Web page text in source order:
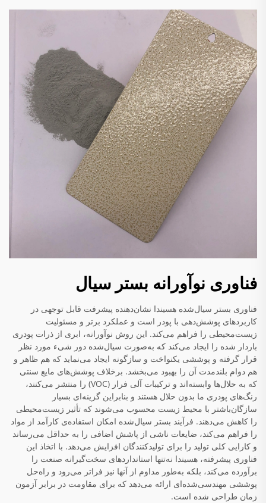
فناوری نوآورانه بستر سیال
فناوری بستر سیال‌شده هسیندا نشان‌دهنده پیشرفت قابل توجهی در
کاربردهای پوشش‌دهی با پودر است و عملکرد برتر و مسئولیت
زیست‌محیطی را فراهم می‌کند. این روش نوآورانه، ابری از ذرات پودری
باردار شده را ایجاد می‌کند که به‌صورت سیال‌شده دور شیء مورد نظر
قرار گرفته و پوششی یکنواخت و سازگونه ایجاد می‌نماید که هم ظاهر و
هم دوام بلندمدت آن را بهبود می‌بخشد. برخلاف پوشش‌های مایع سنتی
که به حلال‌ها وابسته‌اند و ترکیبات آلی فرار (VOC) را منتشر می‌کنند،
رنگ‌های پودری ما بدون حلال هستند و بنابراین گزینه‌ای بسیار
سازگان‌باشتر با محیط زیست محسوب می‌شوند که تأثیر زیست‌محیطی
را کاهش می‌دهند. فرآیند بستر سیال‌شده امکان استفاده‌ی کارآمد از مواد
را فراهم می‌کند، ضایعات ناشی از پاشش اضافی را به حداقل می‌رساند
و کارایی کلی تولید را برای تولیدکنندگان افزایش می‌دهد. با اتخاذ این
فناوری پیشرفته، هسیندا نه‌تنها استانداردهای سخت‌گیرانه صنعت را
برآورده می‌کند، بلکه به‌طور مداوم از آنها نیز فراتر می‌رود و راه‌حل
پوششی مهندسی‌شده‌ای ارائه می‌دهد که برای مقاومت در برابر آزمون
زمان طراحی شده است.